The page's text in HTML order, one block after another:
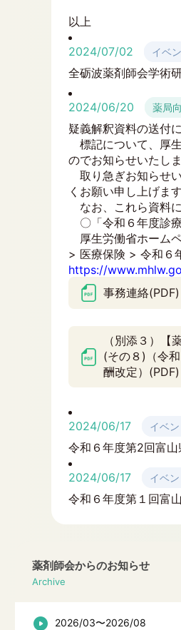
以上
2024/07/02 イベ
全砺波薬剤師会学術
2024/06/20 薬局
疑義解釈資料の送付
標記について、厚
のでお知らせいたしま
取り急ぎお知らせ
くお願い申し上げます
なお、これら資料
〇「令和６年度診
厚生労働省ホーム
> 医療保険 > 令和６
https://
事務連絡(PDF)
（別添３）【
(その８)（令
酬改定）(PDF)
2024/06/17 イベン
令和６年度第2回富
2024/06/17 イベン
令和６年度第１回富
薬剤師会からのお知らせ
Archive
2026/03〜2026/08